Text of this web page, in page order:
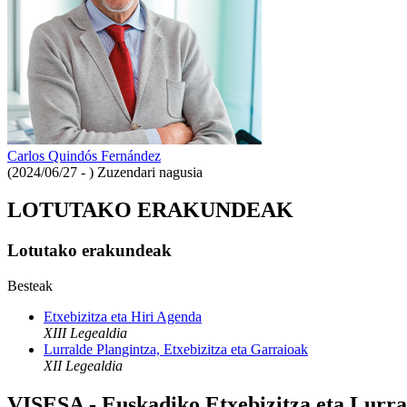
Carlos Quindós Fernández
(2024/06/27 - ) Zuzendari nagusia
LOTUTAKO ERAKUNDEAK
Lotutako erakundeak
Besteak
Etxebizitza eta Hiri Agenda
XIII Legealdia
Lurralde Plangintza, Etxebizitza eta Garraioak
XII Legealdia